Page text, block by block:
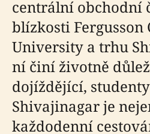
centrální obchodní
blízkosti Fergusson
University a trhu
ní činí životně
dojíždějící,
Shivajinagar je
každodenní